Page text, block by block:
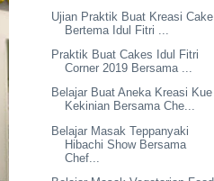
Ujian Praktik Buat Kreasi Cake
Bertema Idul Fitri ...
Praktik Buat Cakes Idul Fitri
Corner 2019 Bersama ...
Belajar Buat Aneka Kreasi Kue
Kekinian Bersama Che...
Belajar Masak Teppanyaki
Hibachi Show Bersama
Chef...